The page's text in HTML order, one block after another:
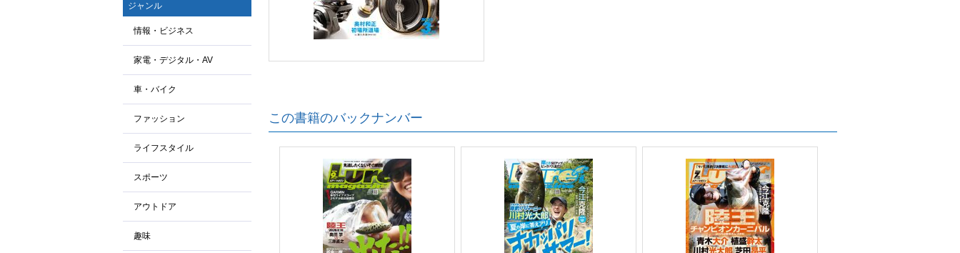
ジャンル
情報・ビジネス
家電・デジタル・AV
車・バイク
ファッション
ライフスタイル
スポーツ
アウトドア
趣味
この書籍のバックナンバー